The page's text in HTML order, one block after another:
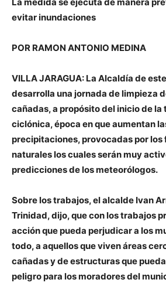
La medida se ejecuta de manera
evitar inundaciones
POR RAMON ANTONIO MEDINA
VILLA JARAGUA: La Alcaldía de
desarrolla una jornada de limpieza
cañadas, a propósito del inicio de la
ciclónica, época en que aumentan
precipitaciones, provocadas por los
naturales los cuales serán muy
predicciones de los meteorólogos.
Sobre los trabajos, el alcalde Ivan
Trinidad, dijo, que con los trabajos
acción que pueda perjudicar a los
todo, a aquellos que viven áreas
cañadas y de estructuras que
peligro para los moradores del